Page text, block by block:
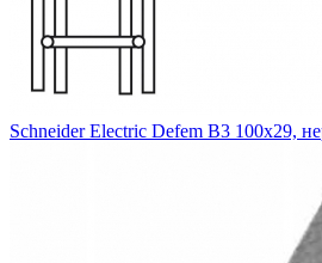
Schneider Electric Defem B3 100х29,